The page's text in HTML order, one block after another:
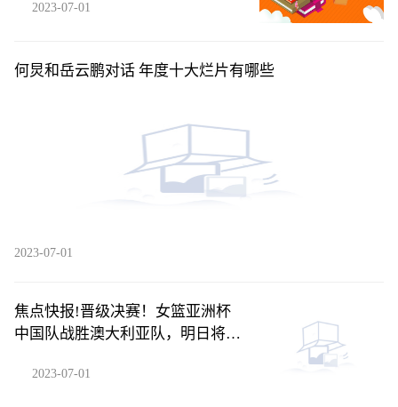
2023-07-01
何炅和岳云鹏对话 年度十大烂片有哪些
2023-07-01
焦点快报!晋级决赛！女篮亚洲杯
中国队战胜澳大利亚队，明日将对
2023-07-01